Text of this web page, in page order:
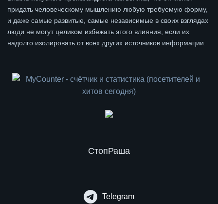
придать человеческому мышлению любую требуемую форму,
и даже самые развитые, самые независимые в своих взглядах
люди не могут целиком избежать этого влияния, если их
надолго изолировать от всех других источников информации.
СтопРаша
Telegram